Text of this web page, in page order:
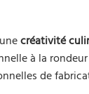
créativité
à la
de